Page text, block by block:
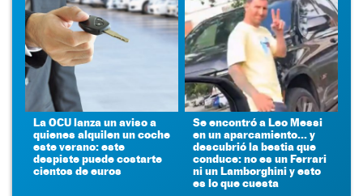
La OCU lanza un aviso a
quienes alquilen un coche
este verano: este
despiste puede costarte
cientos de euros
Se encontró a Leo Messi
en un aparcamiento... y
descubrió la bestia que
conduce: no es un Ferrari
ni un Lamborghini y esto
es lo que cuesta